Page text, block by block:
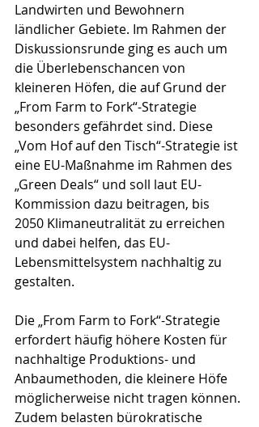
Landwirten und Bewohnern
ländlicher Gebiete. Im Rahmen der
Diskussionsrunde ging es auch um
die Überlebenschancen von
kleineren Höfen, die auf Grund der
„From Farm to Fork“-Strategie
besonders gefährdet sind. Diese
„Vom Hof auf den Tisch“-Strategie ist
eine EU-Maßnahme im Rahmen des
„Green Deals“ und soll laut EU-
Kommission dazu beitragen, bis
2050 Klimaneutralität zu erreichen
und dabei helfen, das EU-
Lebensmittelsystem nachhaltig zu
gestalten.
Die „From Farm to Fork“-Strategie
erfordert häufig höhere Kosten für
nachhaltige Produktions- und
Anbaumethoden, die kleinere Höfe
möglicherweise nicht tragen können.
Zudem belasten bürokratische